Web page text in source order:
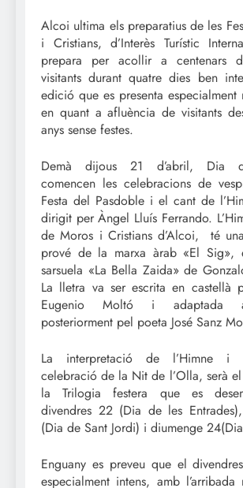
Alcoi ultima els preparatius de les
i Cristians, d’Interès Turístic
prepara per acollir a centenars
visitants durant quatre dies ben
edició que es presenta especialment
en quant a afluència de visitants
anys sense festes.
Demà dijous 21 d’abril, Dia
comencen les celebracions de
Festa del Pasdoble i el cant de
dirigit per Àngel Lluís Ferrando.
de Moros i Cristians d’Alcoi, té
prové de la marxa àrab «El Sig»,
sarsuela «La Bella Zaida» de
La lletra va ser escrita en castellà
Eugenio Moltó i adaptada
posteriorment pel poeta José Sanz
La interpretació de l’Himne i
celebració de la Nit de l’Olla, serà
la Trilogia festera que es
divendres 22 (Dia de les
(Dia de Sant Jordi) i diumenge
Enguany es preveu que el
especialment intens, amb l’arribada